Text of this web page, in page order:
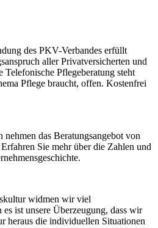
des PKV-Verbandes erfüllt
aller Privatversicherten und
Pflegeberatung steht
Pflege braucht, offen. Kostenfrei
nehmen das Beratungsangebot von
Sie mehr über die Zahlen und
widmen wir viel
ist unsere Überzeugung, dass wir
heraus die individuellen Situationen